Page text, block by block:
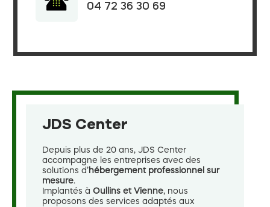
04 72 36 30 69
JDS Center
Depuis plus de 20 ans, JDS Center
accompagne les entreprises avec des
solutions d’hébergement professionnel sur
mesure.
Implantés à Oullins et Vienne, nous
proposons des services adaptés aux